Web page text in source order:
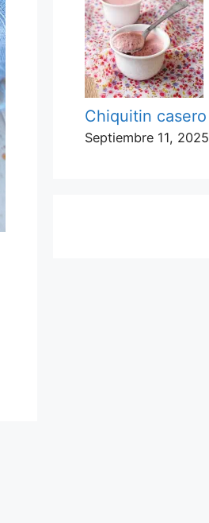
Chiquitin casero
Septiembre 11, 2025